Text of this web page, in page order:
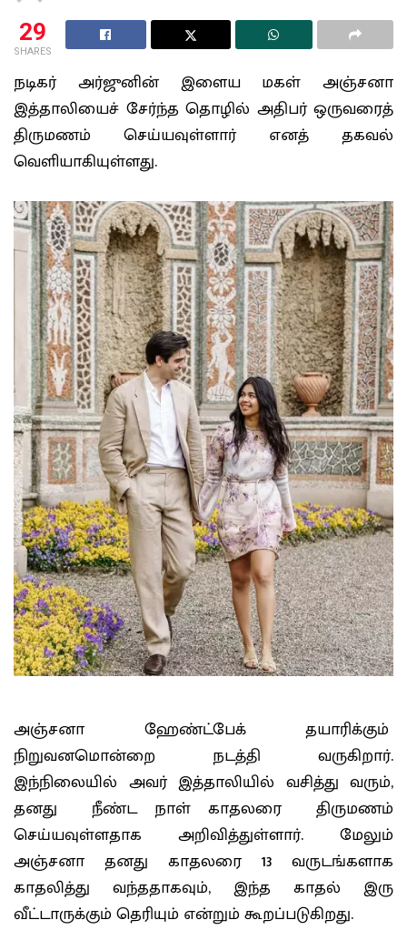
29
SHARES
நடிகர் அர்ஜுனின் இளைய மகள் அஞ்சனா
இத்தாலியைச் சேர்ந்த தொழில் அதிபர் ஒருவரைத்
திருமணம் செய்யவுள்ளார் எனத் தகவல்
வெளியாகியுள்ளது.
அஞ்சனா ஹேண்ட்பேக் தயாரிக்கும்
நிறுவனமொன்றை நடத்தி வருகிறார்.
இந்நிலையில் அவர் இத்தாலியில் வசித்து வரும்,
தனது நீண்ட நாள் காதலரை திருமணம்
செய்யவுள்ளதாக அறிவித்துள்ளார். மேலும்
அஞ்சனா தனது காதலரை 13 வருடங்களாக
காதலித்து வந்ததாகவும், இந்த காதல் இரு
வீட்டாருக்கும் தெரியும் என்றும் கூறப்படுகிறது.